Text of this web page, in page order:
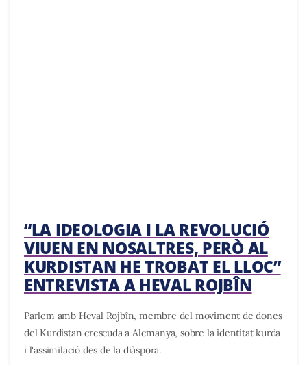
“LA IDEOLOGIA I LA REVOLUCIÓ
VIUEN EN NOSALTRES, PERÒ AL
KURDISTAN HE TROBAT EL LLOC”
ENTREVISTA A HEVAL ROJBÎN
Parlem amb Heval Rojbîn, membre del moviment de dones
del Kurdistan crescuda a Alemanya, sobre la identitat kurda
i l'assimilació des de la diàspora.